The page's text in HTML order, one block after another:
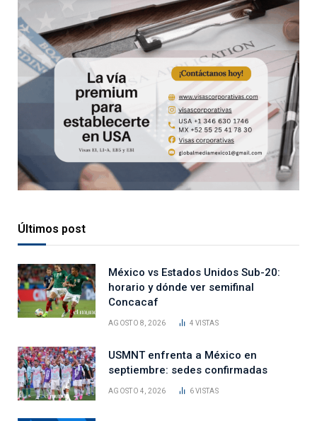
Últimos post
México vs Estados Unidos Sub-20:
horario y dónde ver semifinal
Concacaf
AGOSTO 8, 2026 4VISTAS
USMNT enfrenta a México en
septiembre: sedes confirmadas
AGOSTO 4, 2026 6VISTAS